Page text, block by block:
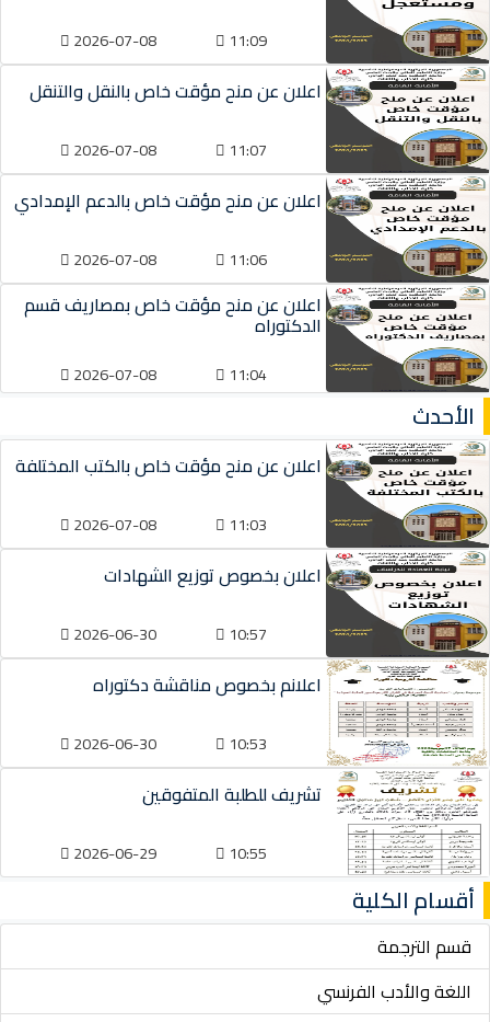
11:09
2026-07-08
اعلان عن منح مؤقت خاص بالنقل والتنقل
11:07
2026-07-08
اعلان عن منح مؤقت خاص بالدعم الإمدادي
11:06
2026-07-08
اعلان عن منح مؤقت خاص بمصاريف قسم
الدكتوراه
11:04
2026-07-08
الأحدث
اعلان عن منح مؤقت خاص بالكتب المختلفة
11:03
2026-07-08
اعلان بخصوص توزيع الشهادات
10:57
2026-06-30
اعلانم بخصوص مناقشة دكتوراه
10:53
2026-06-30
تشريف للطلبة المتفوقين
10:55
2026-06-29
أقسام الكلية
قسم الترجمة
اللغة والأدب الفرنسي